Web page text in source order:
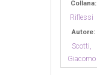
Collana:
Riflessi
Autore:
Scotti,
Giacomo